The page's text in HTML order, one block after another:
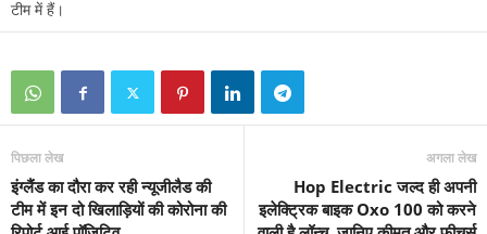
टीम में हैं।
पिछला लेख
इंग्लैंड का दौरा कर रही न्यूजीलैड की
टीम में इन दो खिलाड़ियों की कोरोना की
अगला लेख
Hop Electric जल्द ही अपनी
इलेक्ट्रिक बाइक Oxo 100 को करने